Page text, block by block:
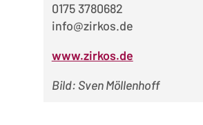
0175 3780682
info@zirkos.de
www.zirkos.de
Bild: Sven Möllenhoff